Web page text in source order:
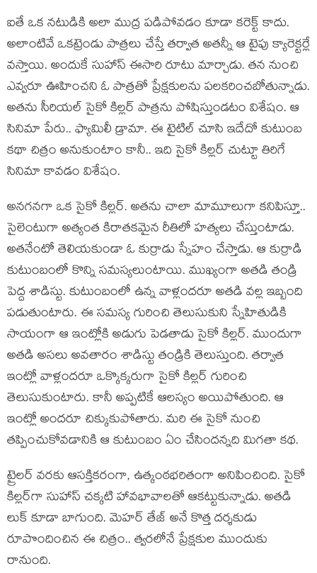
ఐతే ఒక నటుడికి అలా ముద్ర పడిపోవడం కూడా కరెక్ట్ కాదు.
అలాంటివే ఒకట్రెండు పాత్రలు చేస్తే తర్వాత అతన్నీ ఆ టైపు క్యారెక్టర్లే
వస్తాయి. అందుకే సుహాస్ ఈసారి రూటు మార్చాడు. తన నుంచి
ఎవ్వరూ ఊహించని ఓ పాత్రతో ప్రేక్షకులను పలకరించబోతున్నాడు.
అతను సీరియల్ సైకో కిల్లర్ పాత్రను పోషిస్తుండటం విశేషం. ఆ
సినిమా పేరు.. ఫ్యామిలీ డ్రామా. ఈ టైటిల్ చూసి ఇదేదో కుటుంబ
కథా చిత్రం అనుకుంటాం కానీ.. ఇది సైకో కిల్లర్ చుట్టూ తిరిగే
సినిమా కావడం విశేషం.
అనగనగా ఒక సైకో కిల్లర్. అతను చాలా మామూలుగా కనిపిస్తూ..
సైలెంటుగా అత్యంత కిరాతకమైన రీతిలో హత్యలు చేస్తుంటాడు.
అతనేంటో తెలియకుండా ఓ కుర్రాడు స్నేహం చేస్తాడు. ఆ కుర్రాడి
కుటుంబంలో కొన్ని సమస్యలుంటాయి. ముఖ్యంగా అతడి తండ్రి
పెద్ద శాడిస్టు. కుటుంబంలో ఉన్న వాళ్లందరూ అతడి వల్ల ఇబ్బంది
పడుతుంటారు. ఈ సమస్య గురించి తెలుసుకుని స్నేహితుడికి
సాయంగా ఆ ఇంట్లోకి అడుగు పెడతాడు సైకో కిల్లర్. ముందుగా
అతడి అసలు అవతారం శాడిస్టు తండ్రికి తెలుస్తుంది. తర్వాత
ఇంట్లో వాళ్లందరూ ఒక్కొక్కరుగా సైకో కిల్లర్ గురించి
తెలుసుకుంటారు. కానీ అప్పటికే ఆలస్యం అయిపోతుంది. ఆ
ఇంట్లో అందరూ చిక్కుకుపోతారు. మరి ఈ సైకో నుంచి
తప్పించుకోవడానికి ఆ కుటుంబం ఏం చేసిందన్నది మిగతా కథ.
ట్రైలర్ వరకు ఆసక్తికరంగా, ఉత్కంఠభరితంగా అనిపించింది. సైకో
కిల్లర్‌గా సుహాస్ చక్కటి హావభావాలతో ఆకట్టుకున్నాడు. అతడి
లుక్ కూడా బాగుంది. మెహర్ తేజ్ అనే కొత్త దర్శకుడు
రూపొందించిన ఈ చిత్రం.. త్వరలోనే ప్రేక్షకుల ముందుకు
రానుంది.